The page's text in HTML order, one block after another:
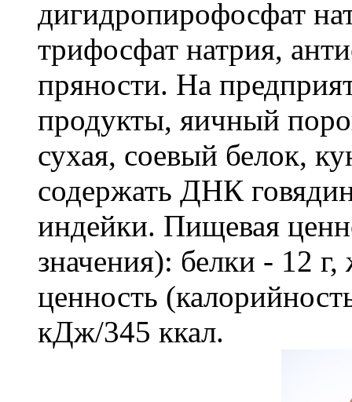
дигидропирофосфат
трифосфат натрия,
пряности. На
продукты, яичный
сухая, соевый белок,
содержать ДНК
индейки. Пищевая
значения): белки - 12
ценность
кДж/345 ккал.